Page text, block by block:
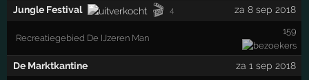
Jungle Festival 🎬 4 za 8 sep 2018
Recreatiegebied De IJzeren Man
159
De Marktkantine za 1 sep 2018